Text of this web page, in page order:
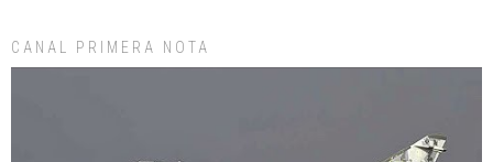
CANAL PRIMERA NOTA